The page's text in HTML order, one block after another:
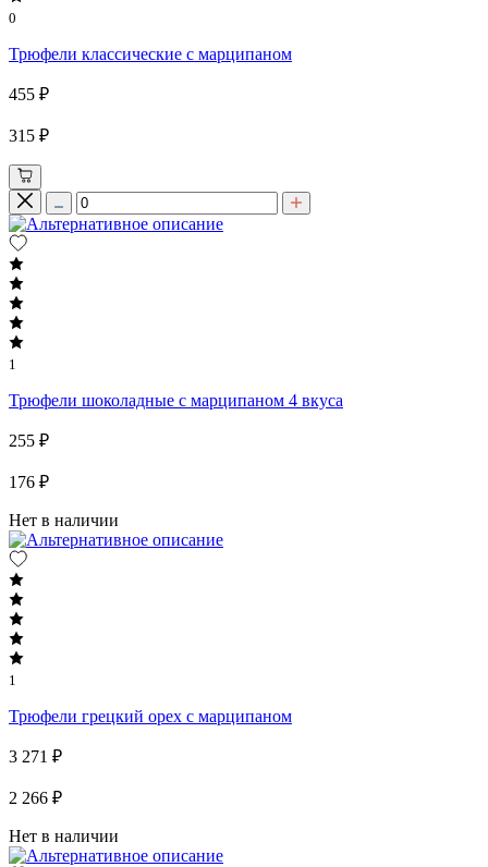
0
Трюфели классические с марципаном
455 ₽
315 ₽
1
Трюфели шоколадные с марципаном 4 вкуса
255 ₽
176 ₽
Нет в наличии
1
Трюфели грецкий орех с марципаном
3 271 ₽
2 266 ₽
Нет в наличии